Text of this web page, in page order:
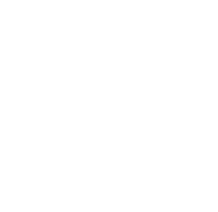
Persecución en Punta
interviene más de 800 kilos